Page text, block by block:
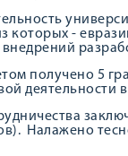
которых -
получено 5
деятельности в
Налажено